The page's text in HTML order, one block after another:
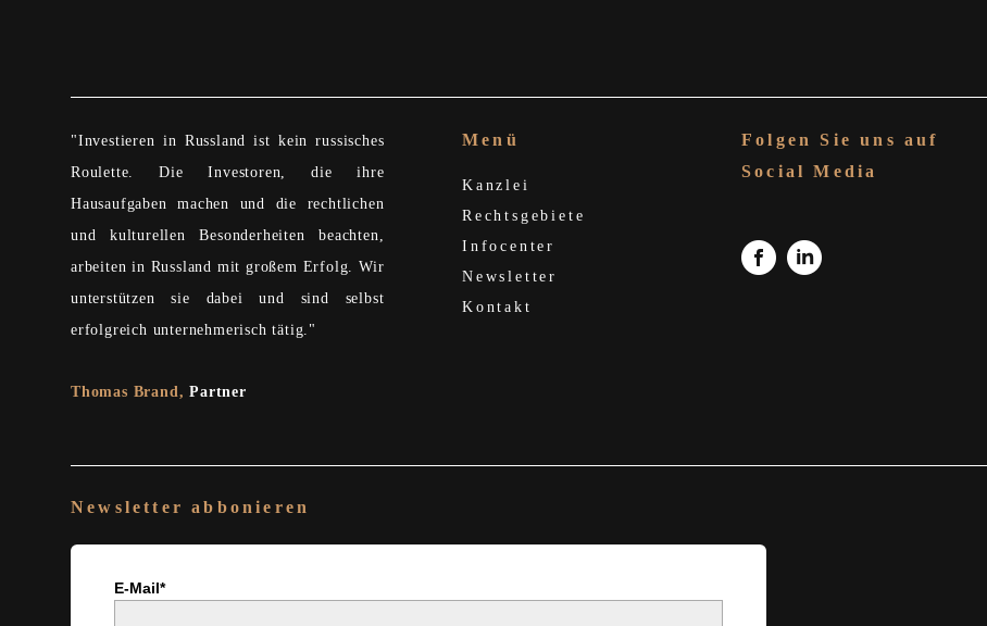
"Investieren in Russland ist kein russisches
Roulette. Die Investoren, die ihre
Hausaufgaben machen und die rechtlichen
und kulturellen Besonderheiten beachten,
arbeiten in Russland mit großem Erfolg. Wir
unterstützen sie dabei und sind selbst
erfolgreich unternehmerisch tätig."
Thomas Brand , Partner
Menü
Kanzlei
Rechtsgebiete
Infocenter
Newsletter
Kontakt
Folgen Sie uns auf
Social Media
Newsletter abbonieren
E-Mail*